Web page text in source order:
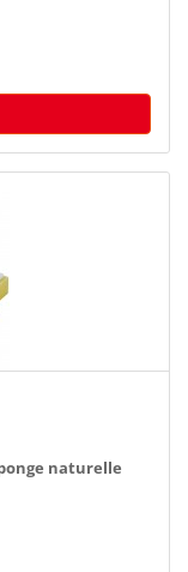
naturelle